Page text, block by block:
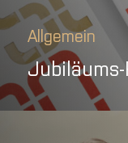
Allgemein